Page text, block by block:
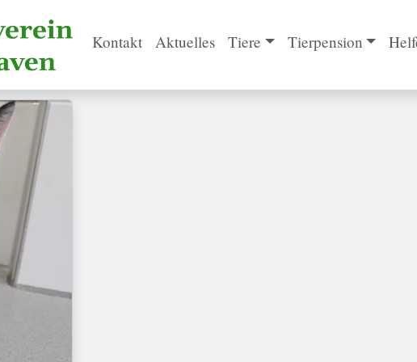
Kontakt Aktuelles Tiere Tierpension